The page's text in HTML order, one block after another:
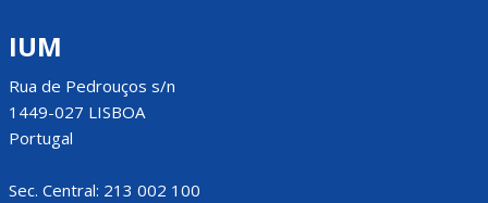
IUM
Rua de Pedrouços s/n
1449-027 LISBOA
Portugal
Sec. Central: 213 002 100